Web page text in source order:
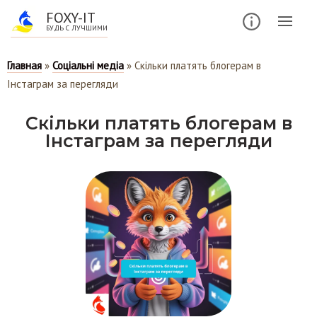
FOXY-IT
БУДЬ С ЛУЧШИМИ
Главная » Соціальні медіа » Скільки платять блогерам в
Інстаграм за перегляди
Скільки платять блогерам в
Інстаграм за перегляди